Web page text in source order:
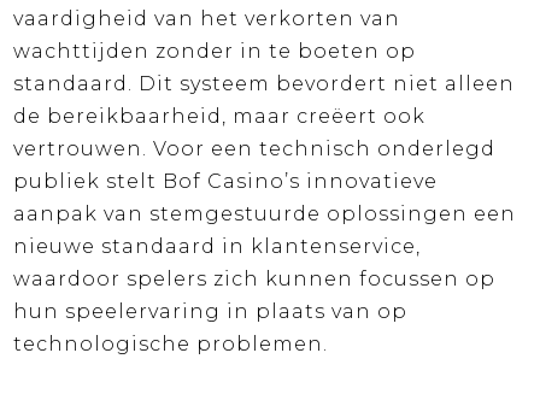
vaardigheid van het verkorten van
wachttijden zonder in te boeten op
standaard. Dit systeem bevordert niet alleen
de bereikbaarheid, maar creëert ook
vertrouwen. Voor een technisch onderlegd
publiek stelt Bof Casino’s innovatieve
aanpak van stemgestuurde oplossingen een
nieuwe standaard in klantenservice,
waardoor spelers zich kunnen focussen op
hun speelervaring in plaats van op
technologische problemen.